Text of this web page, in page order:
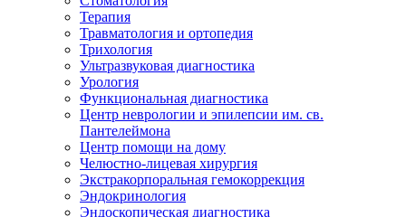
Терапия
Травматология и ортопедия
Трихология
Ультразвуковая диагностика
Урология
Функциональная диагностика
Центр неврологии и эпилепсии им. св.
Пантелеймона
Центр помощи на дому
Челюстно-лицевая хирургия
Экстракорпоральная гемокоррекция
Эндокринология
Эндоскопическая диагностика